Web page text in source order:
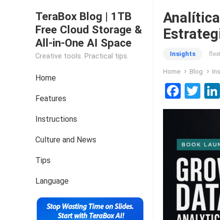
TeraBox Blog | 1TB
Free Cloud Storage &
All-in-One AI Space
Creative tools. Practical tips.
Home
Features
Instructions
Culture and News
Tips
Language
Insights
Home Blog
F
a
b
o
o
k
T
wi
er